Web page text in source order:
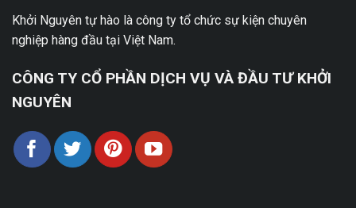
Khởi Nguyên tự hào là công ty tổ chức sự kiện chuyên
nghiệp hàng đầu tại Việt Nam.
CÔNG TY CỔ PHẦN DỊCH VỤ VÀ ĐẦU TƯ KHỞI
NGUYÊN